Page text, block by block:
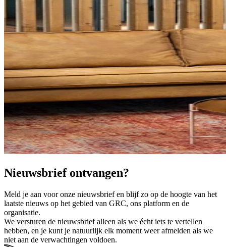
Nieuwsbrief ontvangen?
Meld je aan voor onze nieuwsbrief en blijf zo op de hoogte van het
laatste nieuws op het gebied van GRC, ons platform en de
organisatie.
We versturen de nieuwsbrief alleen als we écht iets te vertellen
hebben, en je kunt je natuurlijk elk moment weer afmelden als we
niet aan de verwachtingen voldoen.